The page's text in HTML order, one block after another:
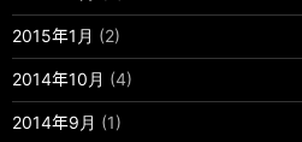
2015年1月 (2)
2014年10月 (4)
2014年9月 (1)